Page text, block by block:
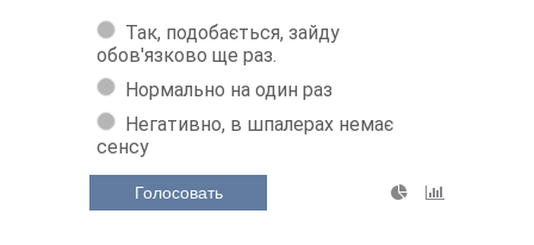
Так, подобається, зайду
обов'язково ще раз.
Нормально на один раз
Негативно, в шпалерах немає
сенсу
Голосовать